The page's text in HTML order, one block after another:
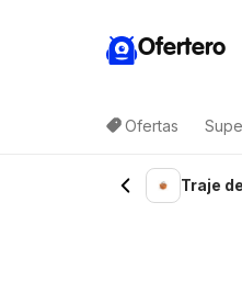
Ofertero
Ofertas
Traje